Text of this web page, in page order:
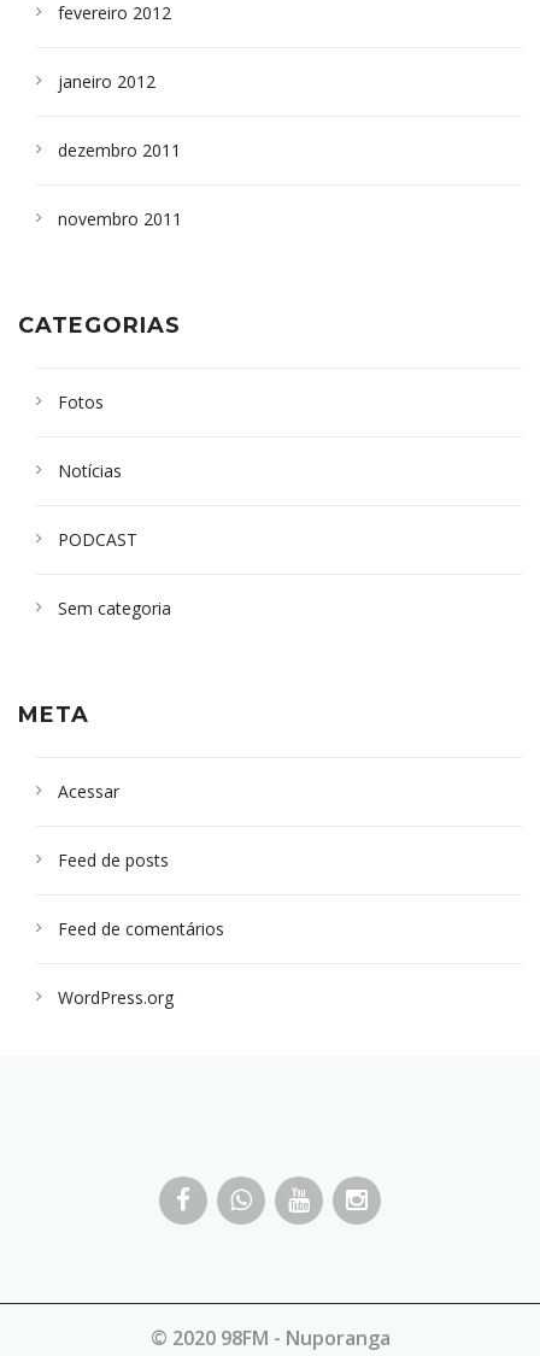
fevereiro 2012
janeiro 2012
dezembro 2011
novembro 2011
CATEGORIAS
Fotos
Notícias
PODCAST
Sem categoria
META
Acessar
Feed de posts
Feed de comentários
WordPress.org
© 2020 98FM - Nuporanga